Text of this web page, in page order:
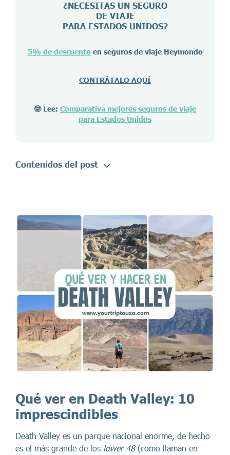
¿NECESITAS UN SEGURO
DE VIAJE
PARA ESTADOS UNIDOS?
5% de descuentoen seguros de viaje Heymondo
CONTRÁTALO AQUÍ
🤓 Lee: Comparativa mejores seguros de viaje
para Estados Unidos
Contenidos del post
Qué ver en Death Valley: 10
imprescindibles
Death Valley es un parque nacional enorme, de hecho
es el más grande de los lower 48(como llaman en